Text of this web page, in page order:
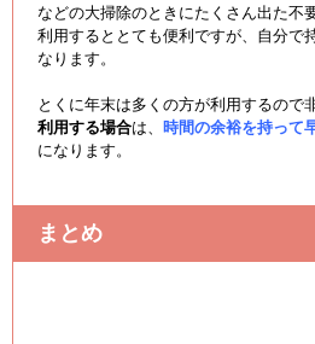
などの大掃除のときにたくさん出た不
利用するととても便利ですが、自分で
なります。
とくに年末は多くの方が利用するので
利用する場合は、 時間の余裕を持って
になります。
まとめ